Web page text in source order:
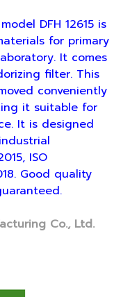
DFH 12615 is
for primary
It comes
filter. This
conveniently
it suitable for
It is designed
ISO
Good quality
Co., Ltd.